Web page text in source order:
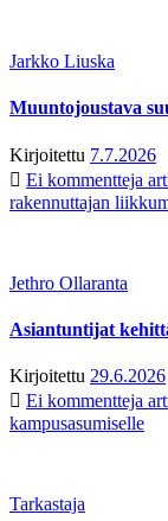
Jarkko Liuska
Muuntojoustava
Kirjoitettu 7.7.2026
Ei kommentteja
rakennuttajan
Jethro Ollaranta
Asiantuntijat
Kirjoitettu 29.6.2026
Ei kommentteja
kampusasumiselle
Tarkastaja